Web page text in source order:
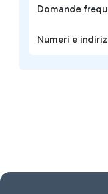
Domande
Numeri e